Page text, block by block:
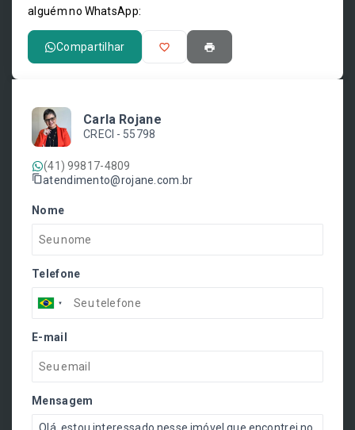
alguém no WhatsApp:
Compartilhar
Carla Rojane
CRECI - 55798
(41) 99817-4809
atendimento@rojane.com.br
Nome
Telefone
E-mail
Mensagem